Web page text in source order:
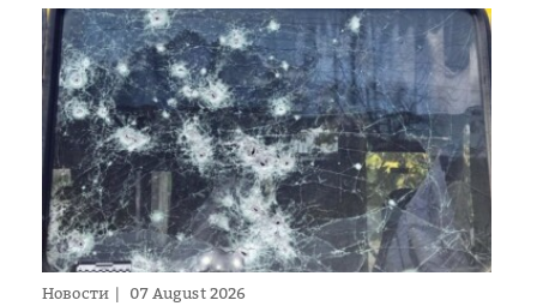
Новости 07 August 2026